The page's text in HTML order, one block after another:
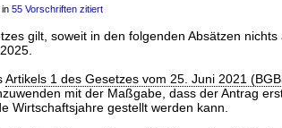
in 55 Vorschriften zitiert
gilt, soweit in den folgenden Absätzen
Artikels 1 des Gesetzes vom 25. Juni 2021
mit der Maßgabe, dass der Antrag
Wirtschaftsjahre gestellt werden kann.